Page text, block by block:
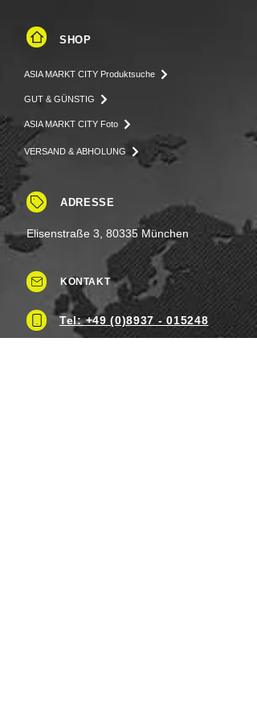
SHOP
ASIA MARKT CITY Produktsuche
GUT & GÜNSTIG
ASIA MARKT CITY Foto
VERSAND & ABHOLUNG
ADRESSE
Elisenstraße 3, 80335 München
KONTAKT
Tel: +49 (0)8937 - 015248